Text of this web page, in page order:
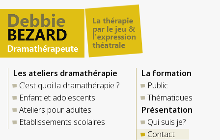
Les ateliers dramathérapie
C'est quoi la dramathérapie ?
Enfant et adolescents
Ateliers pour adultes
Etablissements scolaires
La formation
Public
Thématiques
Présentation
Qui suis je?
Contact